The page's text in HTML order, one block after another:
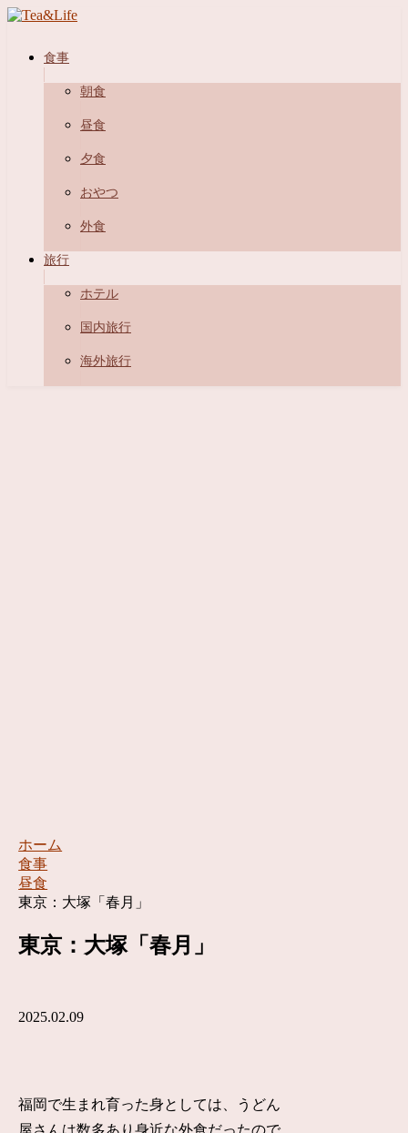
食事
朝食
昼食
夕食
おやつ
外食
旅行
ホテル
国内旅行
海外旅行
ホーム
食事
昼食
東京：大塚「春月」
東京：大塚「春月」
2025.02.09
福岡で生まれ育った身としては、うどん
屋さんは数多あり身近な外食だったので